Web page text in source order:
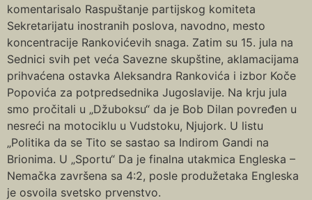
komentarisalo Raspuštanje partijskog komiteta
Sekretarijatu inostranih poslova, navodno, mesto
koncentracije Rankovićevih snaga. Zatim su 15. jula na
Sednici svih pet veća Savezne skupštine, aklamacijama
prihvaćena ostavka Aleksandra Rankovića i izbor Koče
Popovića za potpredsednika Jugoslavije. Na krju jula
smo pročitali u „Džuboksu“ da je Bob Dilan povređen u
nesreći na motociklu u Vudstoku, Njujork. U listu
„Politika da se Tito se sastao sa Indirom Gandi na
Brionima. U „Sportu“ Da je finalna utakmica Engleska –
Nemačka završena sa 4:2, posle produžetaka Engleska
je osvoila svetsko prvenstvo.